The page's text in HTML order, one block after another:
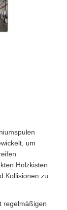
um
Holzkisten
Kollisionen zu
regelmäßigen